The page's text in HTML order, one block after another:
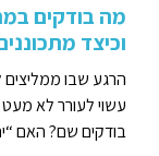
מה בודקים
וכיצד
הרגע שבו
עשוי לעורר לא
בודקים שם? האם